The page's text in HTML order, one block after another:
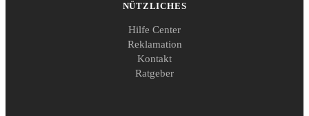
NÜTZLICHES
Hilfe Center
Reklamation
Kontakt
Ratgeber